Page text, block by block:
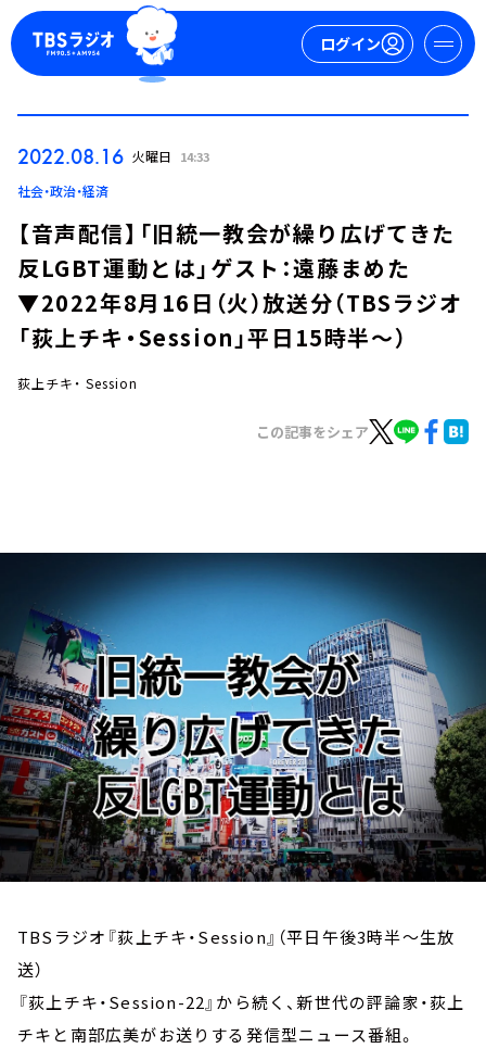
ログイン
今日の番組表
YouTube
会社情報
2022.08.16 火曜日 14:33
社会・政治・経済
【音声配信】「旧統一教会が繰り広げてきた
反LGBT運動とは」ゲスト：遠藤まめた
▼2022年8月16日（火）放送分（TBSラジオ
「荻上チキ・Session」平日15時半～）
荻上チキ・ Session
この記事をシェア
TBSラジオ『荻上チキ・Session』（平日午後3時半～生放
送）
『荻上チキ・Session-22』から続く、新世代の評論家・荻上
チキと南部広美がお送りする発信型ニュース番組。